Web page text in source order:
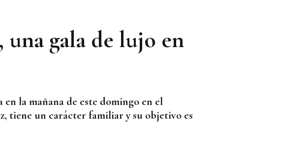
gala de lujo en
la mañana de este domingo en el
tiene un carácter familiar y su objetivo es